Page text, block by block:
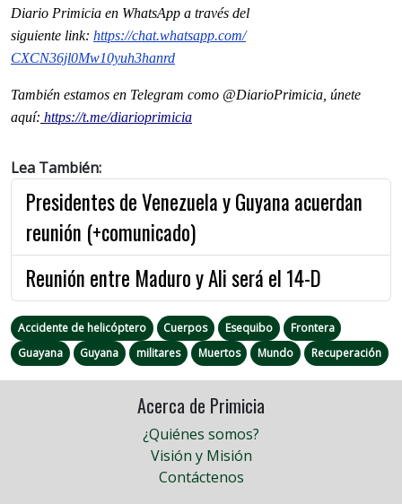
Diario Primicia en WhatsApp a través del
siguiente link: https://chat.whatsapp.com/
CXCN36jl0Mw10yuh3hanrd
También estamos en Telegram como @DiarioPrimicia, únete
aquí: https://t.me/diarioprimicia
Lea También:
Presidentes de Venezuela y Guyana acuerdan
reunión (+comunicado)
Reunión entre Maduro y Ali será el 14-D
Accidente de helicóptero Cuerpos Esequibo
Frontera
Guayana
Guyana militares Muertos Mundo Recuperación
Acerca de Primicia
¿Quiénes somos?
Visión y Misión
Contáctenos